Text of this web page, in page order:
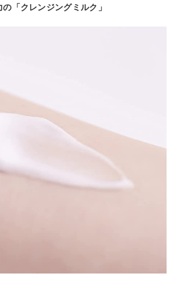
「クレンジングミルク」